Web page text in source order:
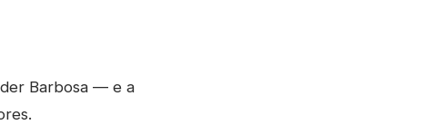
Barbosa — e a